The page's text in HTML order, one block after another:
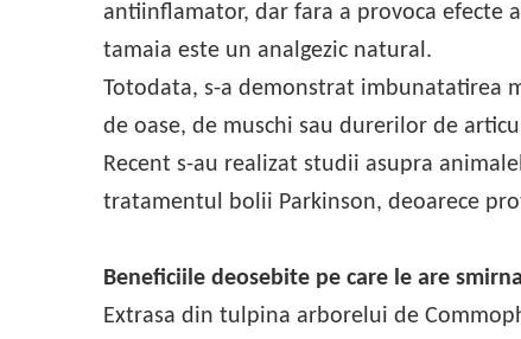
antiinflamator, dar fara a provoca efecte
tamaia este un analgezic natural.
Totodata, s-a demonstrat imbunatatirea
de oase, de muschi sau durerilor de
Recent s-au realizat studii asupra
tratamentul bolii Parkinson, deoarece
Beneficiile deosebite pe care le are smirna
Extrasa din tulpina arborelui de